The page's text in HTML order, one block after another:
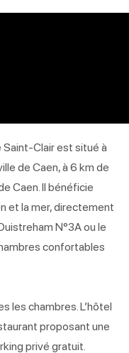
Saint-Clair est situé à
de Caen, à 6 km de
Caen. Il bénéficie
et la mer, directement
N°3A ou le
confortables
les chambres. L’hôtel
proposant une
privé gratuit.